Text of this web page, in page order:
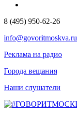
8 (495) 950-62-26
info@govoritmoskva.ru
Реклама на радио
Города вещания
Наши слушатели